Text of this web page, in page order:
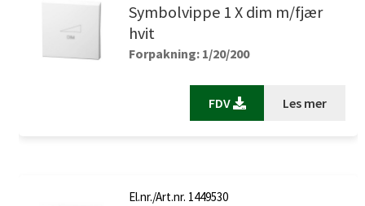
Symbolvippe 1 X dim m/fjær
hvit
Forpakning: 1/20/200
FDV Les mer
El.nr./Art.nr. 1449530